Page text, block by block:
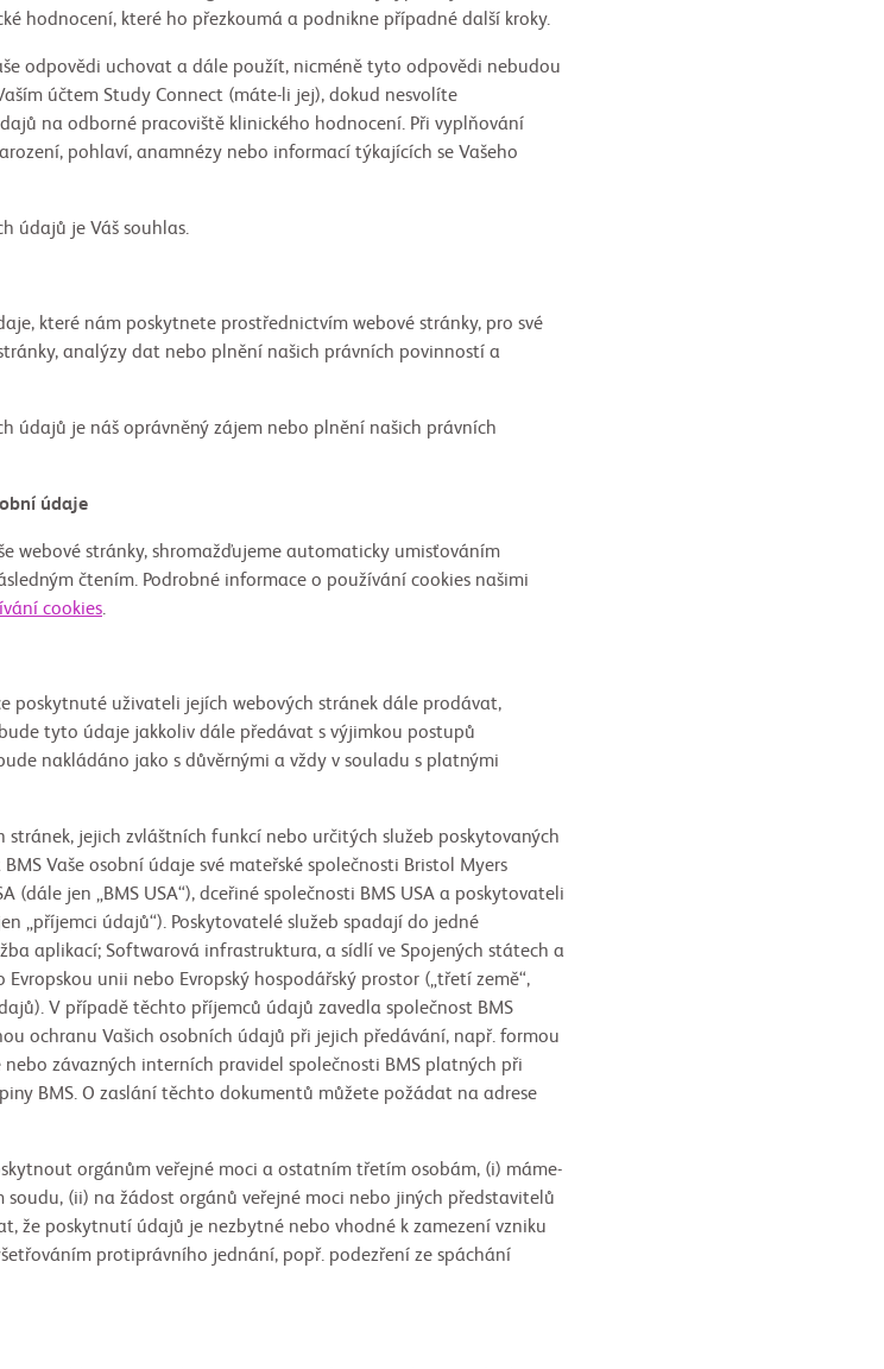
hodnocení, které ho přezkoumá a podnikne případné další kroky.
odpovědi uchovat a dále použít, nicméně tyto odpovědi nebudou
účtem Study Connect (máte-li jej), dokud nesvolíte
na odborné pracoviště klinického hodnocení. Při vyplňování
pohlaví, anamnézy nebo informací týkajících se Vašeho
údajů je Váš souhlas.
které nám poskytnete prostřednictvím webové stránky, pro své
analýzy dat nebo plnění našich právních povinností a
údajů je náš oprávněný zájem nebo plnění našich právních
údaje
webové stránky, shromažďujeme automaticky umisťováním
čtením. Podrobné informace o používání cookies našimi
cookies.
poskytnuté uživateli jejích webových stránek dále prodávat,
tyto údaje jakkoliv dále předávat s výjimkou postupů
nakládáno jako s důvěrnými a vždy v souladu s platnými
jejich zvláštních funkcí nebo určitých služeb poskytovaných
Vaše osobní údaje své mateřské společnosti Bristol Myers
(dále jen „BMS USA“), dceřiné společnosti BMS USA a poskytovateli
„příjemci údajů“). Poskytovatelé služeb spadají do jedné
aplikací; Softwarová infrastruktura, a sídlí ve Spojených státech a
unii nebo Evropský hospodářský prostor („třetí země“,
V případě těchto příjemců údajů zavedla společnost BMS
ochranu Vašich osobních údajů při jejich předávání, např. formou
závazných interních pravidel společnosti BMS platných při
BMS. O zaslání těchto dokumentů můžete požádat na adrese
orgánům veřejné moci a ostatním třetím osobám, (i) máme-
(ii) na žádost orgánů veřejné moci nebo jiných představitelů
že poskytnutí údajů je nezbytné nebo vhodné k zamezení vzniku
protiprávního jednání, popř. podezření ze spáchání